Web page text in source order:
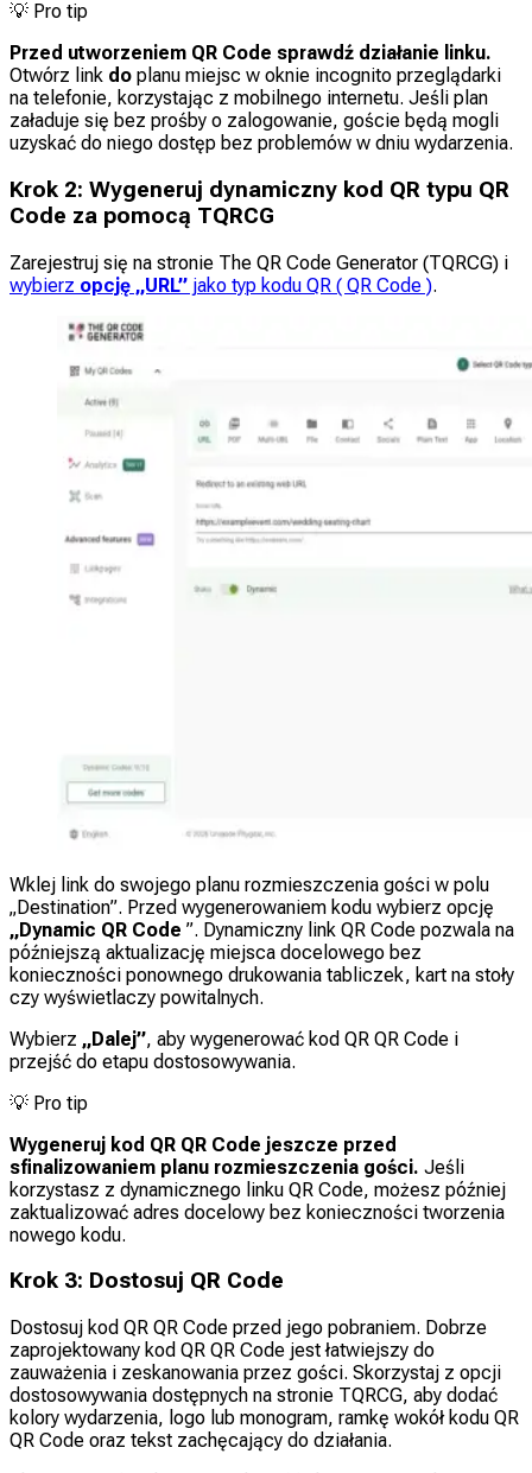
💡 Pro tip
Przed utworzeniem QR Code sprawdź działanie linku.
Otwórz link do planu miejsc w oknie incognito przeglądarki
na telefonie, korzystając z mobilnego internetu. Jeśli plan
załaduje się bez prośby o zalogowanie, goście będą mogli
uzyskać do niego dostęp bez problemów w dniu wydarzenia.
Krok 2: Wygeneruj dynamiczny kod QR typu QR
Code za pomocą TQRCG
Zarejestruj się na stronie The QR Code Generator (TQRCG) i
wybierz opcję „URL” jako typ kodu QR ( QR Code ).
Wklej link do swojego planu rozmieszczenia gości w polu
„Destination”. Przed wygenerowaniem kodu wybierz opcję
„Dynamic QR Code ”. Dynamiczny link QR Code pozwala na
późniejszą aktualizację miejsca docelowego bez
konieczności ponownego drukowania tabliczek, kart na stoły
czy wyświetlaczy powitalnych.
Wybierz „Dalej”, aby wygenerować kod QR QR Code i
przejść do etapu dostosowywania.
💡 Pro tip
Wygeneruj kod QR QR Code jeszcze przed
sfinalizowaniem planu rozmieszczenia gości. Jeśli
korzystasz z dynamicznego linku QR Code, możesz później
zaktualizować adres docelowy bez konieczności tworzenia
nowego kodu.
Krok 3: Dostosuj QR Code
Dostosuj kod QR QR Code przed jego pobraniem. Dobrze
zaprojektowany kod QR QR Code jest łatwiejszy do
zauważenia i zeskanowania przez gości. Skorzystaj z opcji
dostosowywania dostępnych na stronie TQRCG, aby dodać
kolory wydarzenia, logo lub monogram, ramkę wokół kodu QR
QR Code oraz tekst zachęcający do działania.